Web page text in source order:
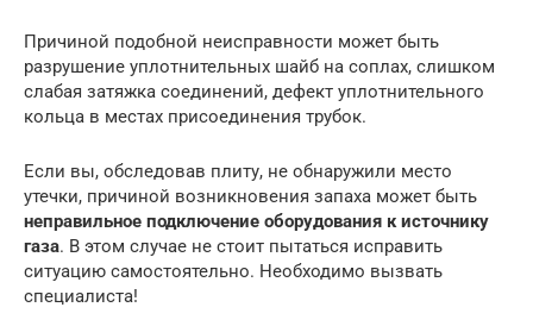
Причиной подобной неисправности может быть
разрушение уплотнительных шайб на соплах, слишком
слабая затяжка соединений, дефект уплотнительного
кольца в местах присоединения трубок.
Если вы, обследовав плиту, не обнаружили место
утечки, причиной возникновения запаха может быть
неправильное подключение оборудования к источнику
газа. В этом случае не стоит пытаться исправить
ситуацию самостоятельно. Необходимо вызвать
специалиста!